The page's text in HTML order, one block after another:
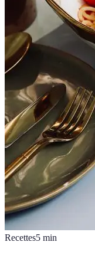
Recettes5 min